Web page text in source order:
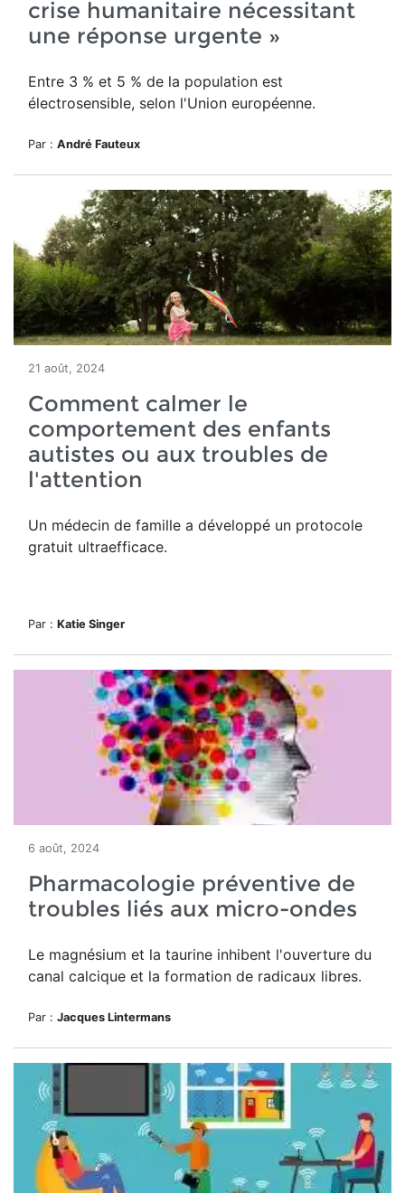
crise humanitaire nécessitant
une réponse urgente »
Entre 3 % et 5 % de la population est
électrosensible, selon l'Union européenne.
Par : André Fauteux
21 août, 2024
Comment calmer le
comportement des enfants
autistes ou aux troubles de
l'attention
Un médecin de famille a développé un protocole
gratuit ultraefficace.
Par : Katie Singer
6 août, 2024
Pharmacologie préventive de
troubles liés aux micro-ondes
Le magnésium et la taurine inhibent l'ouverture du
canal calcique et la formation de radicaux libres.
Par : Jacques Lintermans